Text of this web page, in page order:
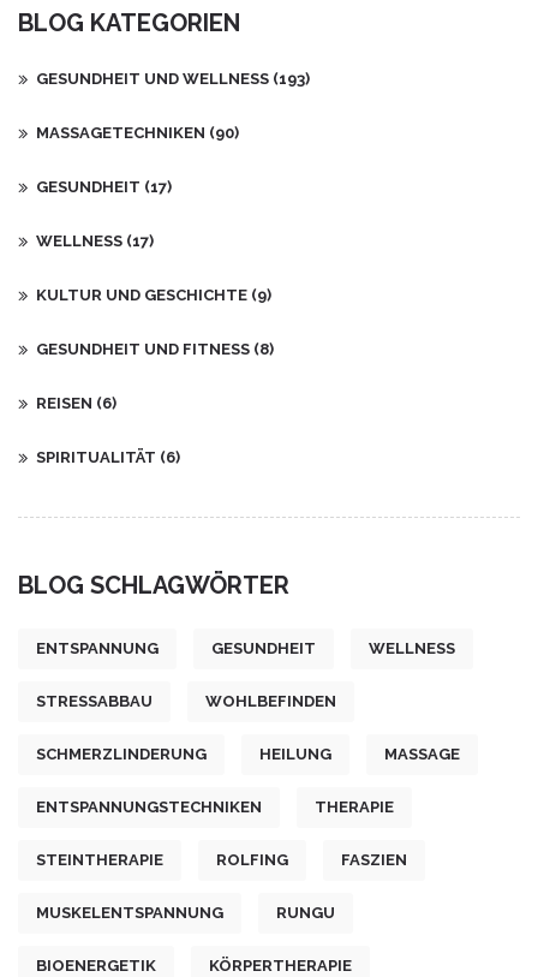
BLOG KATEGORIEN
GESUNDHEIT UND WELLNESS (193)
MASSAGETECHNIKEN (90)
GESUNDHEIT (17)
WELLNESS (17)
KULTUR UND GESCHICHTE (9)
GESUNDHEIT UND FITNESS (8)
REISEN (6)
SPIRITUALITÄT (6)
BLOG SCHLAGWÖRTER
ENTSPANNUNG GESUNDHEIT WELLNESS
STRESSABBAU WOHLBEFINDEN
SCHMERZLINDERUNG HEILUNG MASSAGE
ENTSPANNUNGSTECHNIKEN THERAPIE
STEINTHERAPIE ROLFING FASZIEN
MUSKELENTSPANNUNG RUNGU
BIOENERGETIK KÖRPERTHERAPIE